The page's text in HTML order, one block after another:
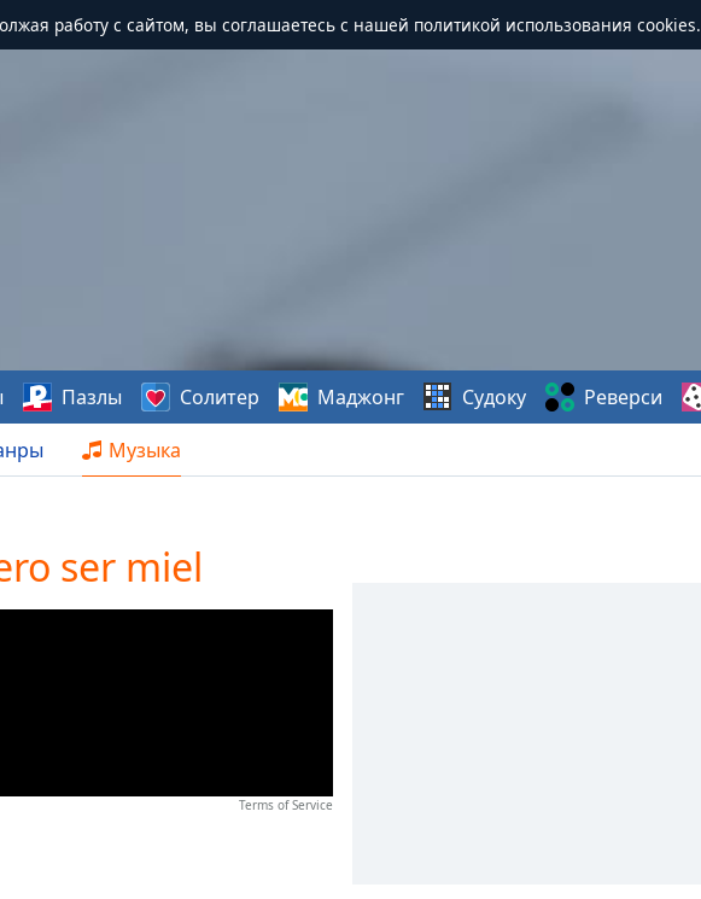
работу с сайтом, вы соглашаетесь с нашей политикой использования cookies.
Музыка
Пазлы Солитер Маджонг Судоку Реверси
ser miel
Terms of Service